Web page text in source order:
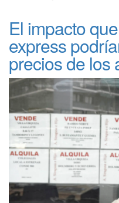
El impacto
express
precios de los